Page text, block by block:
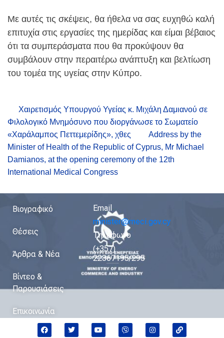
Με αυτές τις σκέψεις, θα ήθελα να σας ευχηθώ καλή
επιτυχία στις εργασίες της ημερίδας και είμαι βέβαιος
ότι τα συμπεράσματα που θα προκύψουν θα
συμβάλουν στην περαιτέρω ανάπτυξη και βελτίωση
του τομέα της υγείας στην Κύπρο.
Χαιρετισμός Υπουργού Υγείας κ. Μιχάλη Δαμιανού σε
Φιλολογικό Μνημόσυνο που διοργάνωσε το Σωματείο
«Χαράλαμπος Πεττεμερίδης», χθες
Address by the
Minister of Health of the Republic of Cyprus, Mr Michael
Damianos, at the opening ceremony of the 12th
International Medical Congress
Βιογραφικό
Θέσεις
Άρθρα & Νέα
Βίντεο &
Παρουσιάσεις
Επικοινωνία
Email
minister@meci.gov.cy
Τηλέφωνο
(+357)
22867195/295